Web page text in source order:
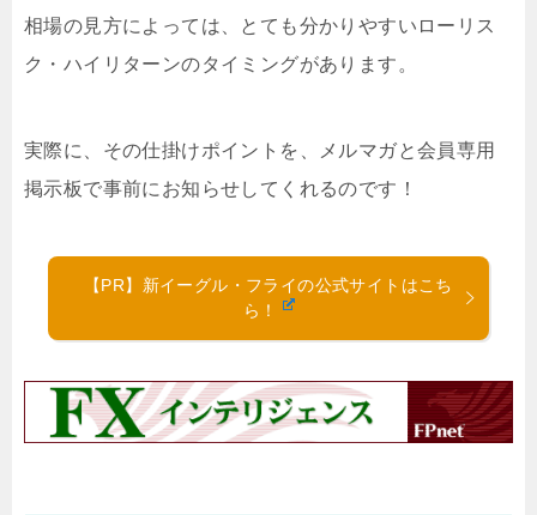
相場の見方によっては、とても分かりやすいローリス
ク・ハイリターンのタイミングがあります。
実際に、その仕掛けポイントを、メルマガと会員専用
掲示板で事前にお知らせしてくれるのです！
【PR】新イーグル・フライの公式サイトはこち
ら！